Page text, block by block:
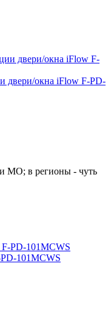
двери/окна iFlow F-PD-
МО; в регионы - чуть
101MCWS